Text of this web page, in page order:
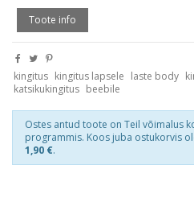
Toote info
kingitus kingitus lapsele laste body
katsikukingitus beebile
Ostes antud toote on Teil võimalus
programmis. Koos juba ostukorvis
1,90 €.